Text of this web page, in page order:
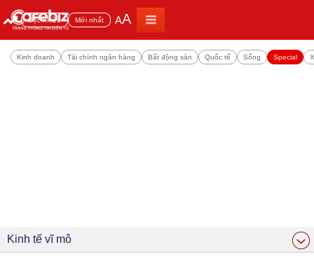
Đọc nhiều Mới nhất AA
Kinh doanh Tài chính ngân hàng Bất động sản Quốc tế Sống Special
Kinh tế vĩ mô